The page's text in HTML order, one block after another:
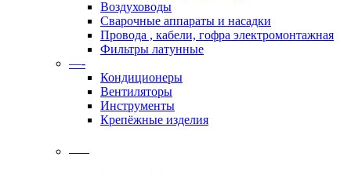
Воздуховоды
Сварочные аппараты и насадки
Провода , кабели, гофра электромонтажная
Фильтры латунные
—-
Кондиционеры
Вентиляторы
Инструменты
Крепёжные изделия
——